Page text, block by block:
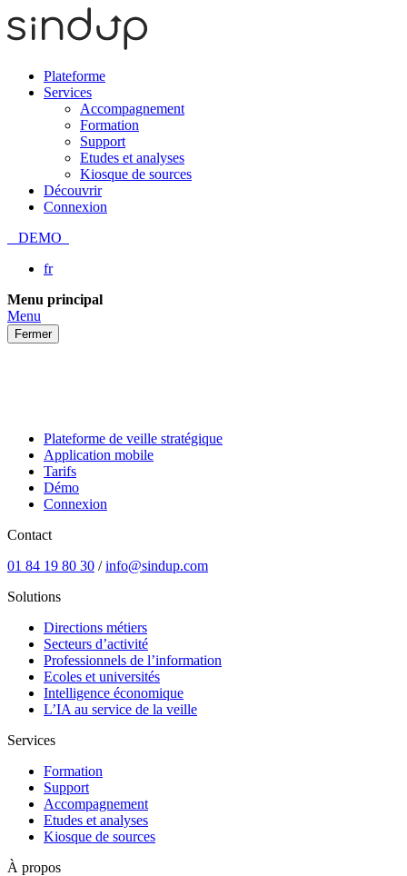
Plateforme
Services
Accompagnement
Formation
Support
Etudes et analyses
Kiosque de sources
Découvrir
Connexion
DEMO
fr
Passer
au
contenu
Menu principal
Menu
Fermer
Plateforme de veille stratégique
Application mobile
Tarifs
Démo
Connexion
Contact
01 84 19 80 30 /info@sindup.com
Solutions
Directions métiers
Secteurs d’activité
Professionnels de l’information
Ecoles et universités
Intelligence économique
L’IA au service de la veille
Services
Formation
Support
Accompagnement
Etudes et analyses
Kiosque de sources
À propos